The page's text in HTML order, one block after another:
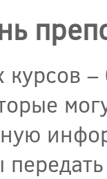
курсов